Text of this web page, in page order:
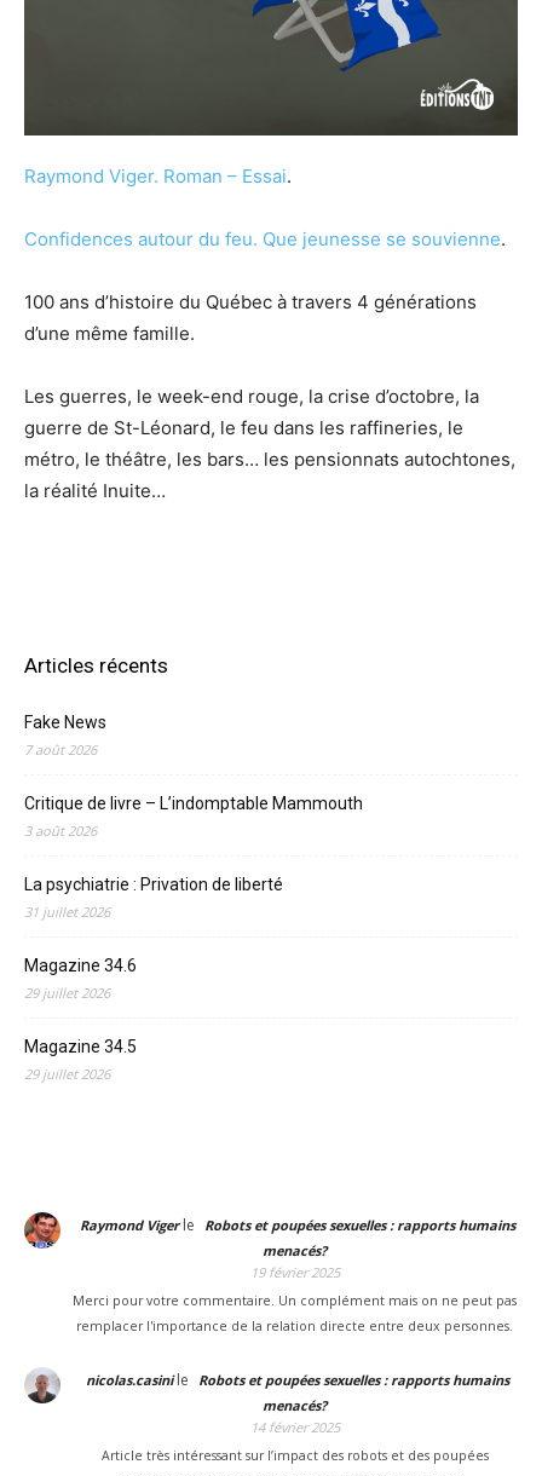
Raymond Viger. Roman – Essai.
Confidences autour du feu. Que jeunesse se souvienne.
100 ans d’histoire du Québec à travers 4 générations
d’une même famille.
Les guerres, le week-end rouge, la crise d’octobre, la
guerre de St-Léonard, le feu dans les raffineries, le
métro, le théâtre, les bars… les pensionnats autochtones,
la réalité Inuite…
Articles récents
Fake News
7 août 2026
Critique de livre – L’indomptable Mammouth
3 août 2026
La psychiatrie : Privation de liberté
31 juillet 2026
Magazine 34.6
29 juillet 2026
Magazine 34.5
29 juillet 2026
Raymond Vigerle
Robots et poupées sexuelles : rapports humains
menacés?
19 février 2025
Merci pour votre commentaire. Un complément mais on ne peut pas
remplacer l'importance de la relation directe entre deux personnes.
nicolas.casinile
Robots et poupées sexuelles : rapports humains
menacés?
14 février 2025
Article très intéressant sur l’impact des robots et des poupées